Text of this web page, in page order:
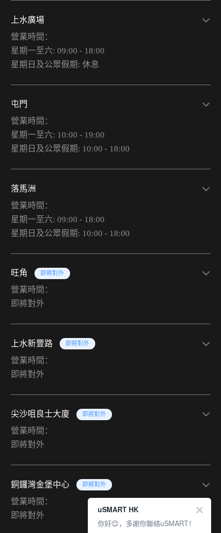
上水廣場
營業時間：
星期一至六: 09:00 - 18:00
星期日及公眾假期: 休息
屯門
營業時間：
星期一至六: 10:00 - 19:00
星期日及公眾假期: 10:00 - 18:00
落馬洲
營業時間：
星期一至六: 09:00 - 18:00
星期日及公眾假期: 10:00 - 18:00
旺角 即將對外
營業時間：
即將對外
上水新豐路 即將對外
營業時間：
即將對外
尖沙咀良士大廈 即將對外
營業時間：
即將對外
銅鑼灣金堡中心 即將對外
營業時間：
即將對外
uSMART HK
你好😊，多謝你聯絡uSMART！